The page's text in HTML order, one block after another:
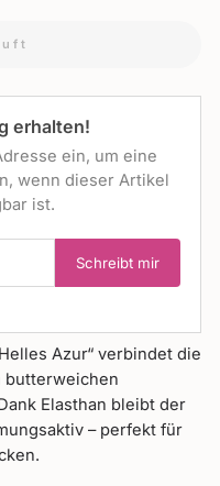
erhalten!
ein, um eine
wenn dieser Artikel
ist.
Schreibt mir
Azur“ verbindet die
butterweichen
Elasthan bleibt der
– perfekt für